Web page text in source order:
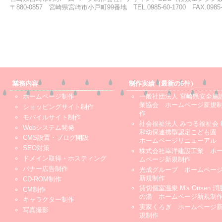
〒880-0857 宮崎県宮崎市小戸町99番地 TEL.0985-60-1700
業務内容
ホームページ制作
ショッピングサイト制作
モバイルサイト制作
Webシステム開発
CMS設置・ブログ開設
SEO対策
ドメイン取得・ホスティング
バナー広告制作
CD-ROM制作
CM制作
キャラクター制作
写真撮影
制作実績（最新の6件）
一般社団法人 宮崎県安全施
業協会 ホームページ新規
作
社会福祉法人 みつる福祉会
和幼保連携型認定こども
ホームページリニューアル
株式会社幸洋建設工業 ホ
ムページ新規制作
光成グループ ホームペー
新規制作
貸切個室温泉 M's Onsen 潤
の湯 ホームページ新規制
実家くろぎ ホームページ
規制作